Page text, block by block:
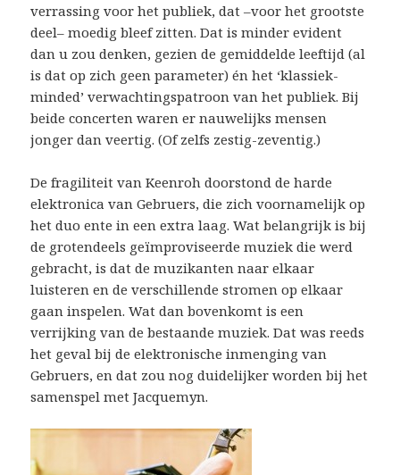
verrassing voor het publiek, dat –voor het grootste
deel– moedig bleef zitten. Dat is minder evident
dan u zou denken, gezien de gemiddelde leeftijd (al
is dat op zich geen parameter) én het ‘klassiek-
minded’ verwachtingspatroon van het publiek. Bij
beide concerten waren er nauwelijks mensen
jonger dan veertig. (Of zelfs zestig-zeventig.)
De fragiliteit van Keenroh doorstond de harde
elektronica van Gebruers, die zich voornamelijk op
het duo ente in een extra laag. Wat belangrijk is bij
de grotendeels geïmproviseerde muziek die werd
gebracht, is dat de muzikanten naar elkaar
luisteren en de verschillende stromen op elkaar
gaan inspelen. Wat dan bovenkomt is een
verrijking van de bestaande muziek. Dat was reeds
het geval bij de elektronische inmenging van
Gebruers, en dat zou nog duidelijker worden bij het
samenspel met Jacquemyn.